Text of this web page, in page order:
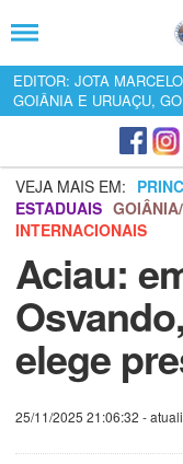
EDITOR: JOTA MARCELO
GOIÂNIA E URUAÇU,
VEJA MAIS EM:
ESTADUAIS
INTERNACIONAIS
Aciau:
elege
25/11/2025 21:06:32 -